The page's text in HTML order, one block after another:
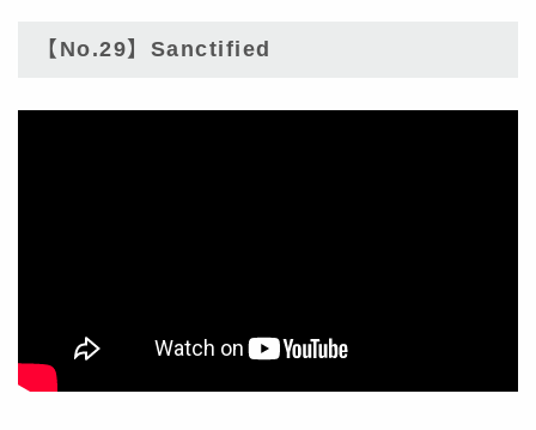
【No.29】Sanctified